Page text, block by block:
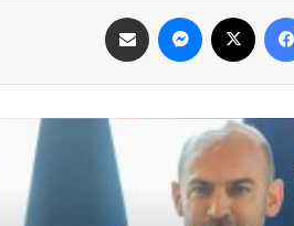
فيسبوك ماسنجر